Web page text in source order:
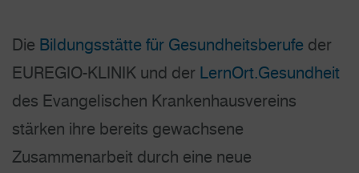
Die Bildungsstätte für Gesundheitsberufe der
EUREGIO-KLINIK und der LernOrt.Gesundheit
des Evangelischen Krankenhausvereins
stärken ihre bereits gewachsene
Zusammenarbeit durch eine neue